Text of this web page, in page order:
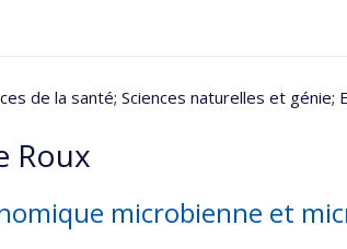
de la santé; Sciences naturelles et génie;
Roux
microbienne et